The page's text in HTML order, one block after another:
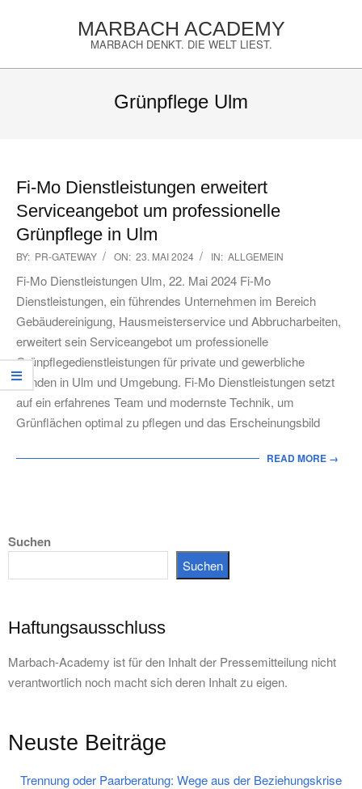
MARBACH ACADEMY
MARBACH DENKT. DIE WELT LIEST.
Grünpflege Ulm
Fi-Mo Dienstleistungen erweitert
Serviceangebot um professionelle
Grünpflege in Ulm
2024-
05-
23
BY: PR-GATEWAY ON: 23. MAI 2024 IN: ALLGEMEIN
Fi-Mo Dienstleistungen Ulm, 22. Mai 2024 Fi-Mo
Dienstleistungen, ein führendes Unternehmen im Bereich
Gebäudereinigung, Hausmeisterservice und Abbrucharbeiten,
erweitert sein Serviceangebot um professionelle
Grünpflegedienstleistungen für private und gewerbliche
Kunden in Ulm und Umgebung. Fi-Mo Dienstleistungen setzt
auf ein erfahrenes Team und modernste Technik, um
Grünflächen optimal zu pflegen und das Erscheinungsbild
READ MORE →
Suchen
Suchen
Haftungsausschluss
Marbach-Academy ist für den Inhalt der Pressemitteilung nicht
verantwortlich noch macht sich deren Inhalt zu eigen.
Neuste Beiträge
Trennung oder Paarberatung: Wege aus der Beziehungskrise